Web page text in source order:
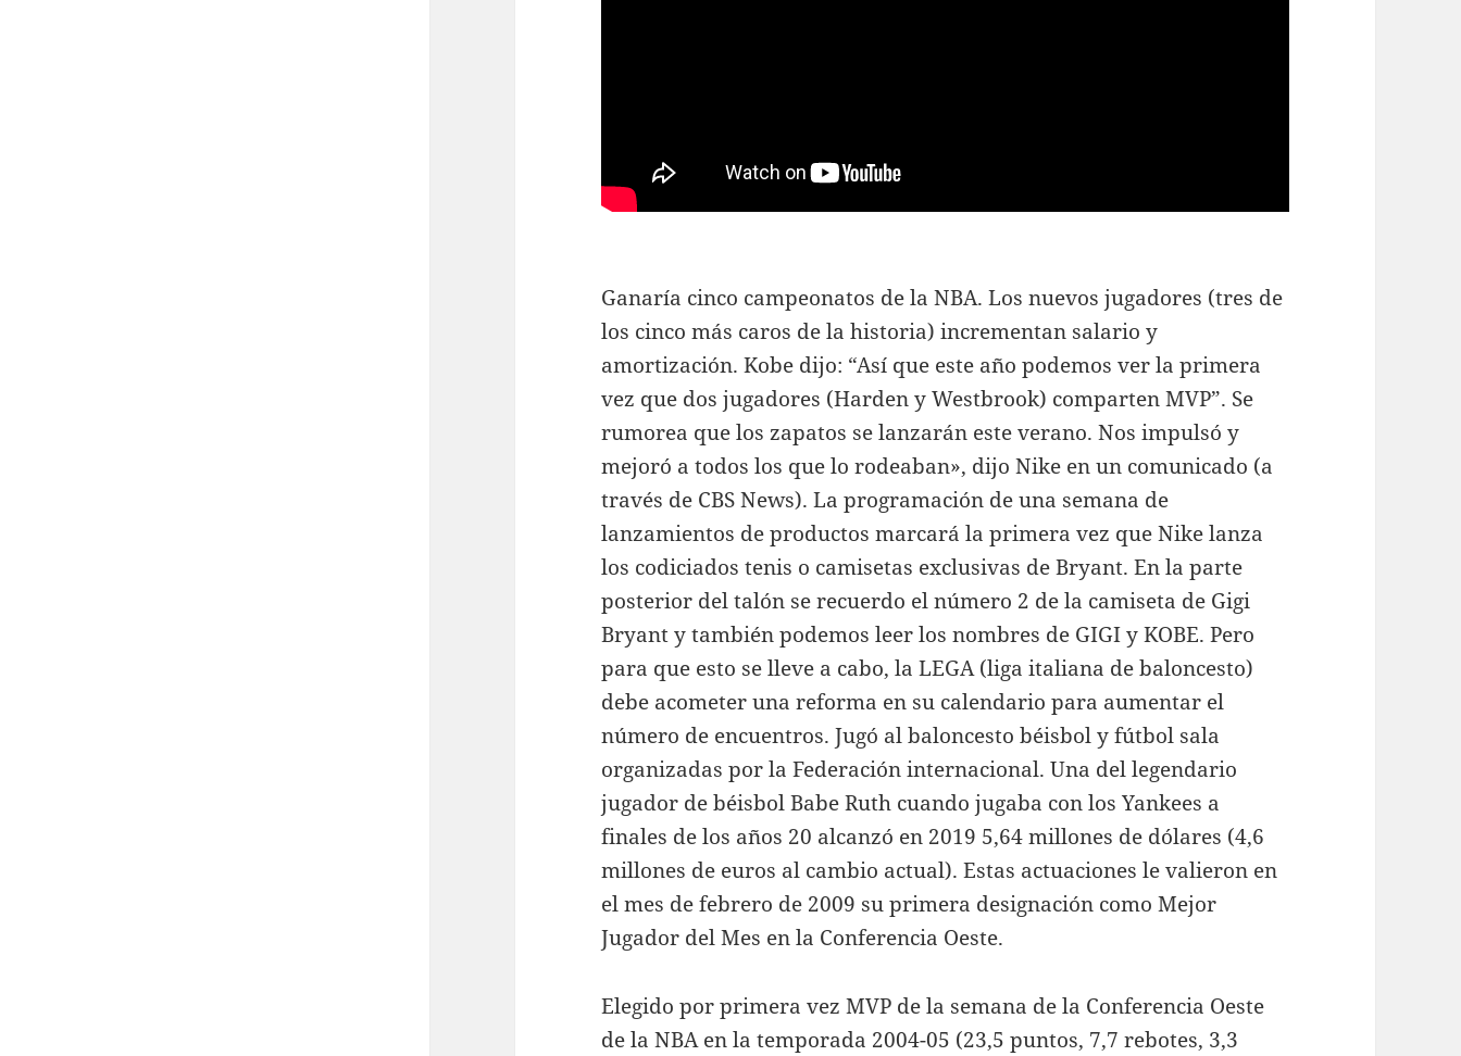
Ganaría cinco campeonatos de la NBA. Los nuevos jugadores (tres de
los cinco más caros de la historia) incrementan salario y
amortización. Kobe dijo: “Así que este año podemos ver la primera
vez que dos jugadores (Harden y Westbrook) comparten MVP”. Se
rumorea que los zapatos se lanzarán este verano. Nos impulsó y
mejoró a todos los que lo rodeaban», dijo Nike en un comunicado (a
través de CBS News). La programación de una semana de
lanzamientos de productos marcará la primera vez que Nike lanza
los codiciados tenis o camisetas exclusivas de Bryant. En la parte
posterior del talón se recuerdo el número 2 de la camiseta de Gigi
Bryant y también podemos leer los nombres de GIGI y KOBE. Pero
para que esto se lleve a cabo, la LEGA (liga italiana de baloncesto)
debe acometer una reforma en su calendario para aumentar el
número de encuentros. Jugó al baloncesto béisbol y fútbol sala
organizadas por la Federación internacional. Una del legendario
jugador de béisbol Babe Ruth cuando jugaba con los Yankees a
finales de los años 20 alcanzó en 2019 5,64 millones de dólares (4,6
millones de euros al cambio actual). Estas actuaciones le valieron en
el mes de febrero de 2009 su primera designación como Mejor
Jugador del Mes en la Conferencia Oeste.
Elegido por primera vez MVP de la semana de la Conferencia Oeste
de la NBA en la temporada 2004-05 (23,5 puntos, 7,7 rebotes, 3,3